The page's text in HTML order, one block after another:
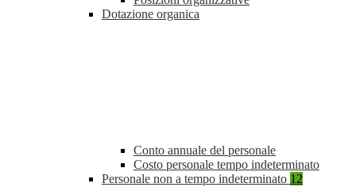
Dotazione organica
Conto annuale del personale
Costo personale tempo indeterminato
Personale non a tempo indeterminato 12